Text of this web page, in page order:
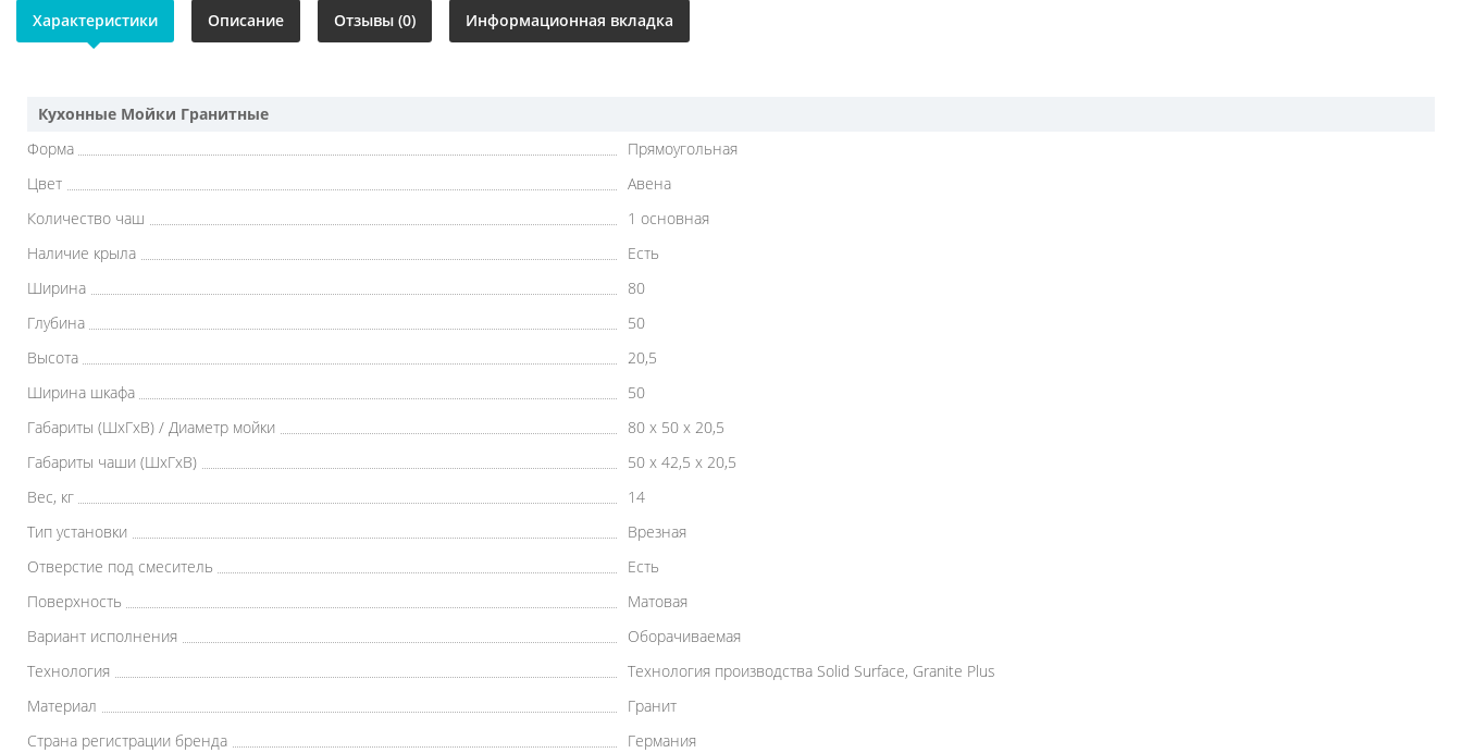
Характеристики Описание Отзывы (0) Информационная вкладка
Кухонные Мойки Гранитные
Форма
Прямоугольная
Цвет
Авена
Количество чаш
1 основная
Наличие крыла
Есть
Ширина
80
Глубина
50
Высота
20,5
Ширина шкафа
50
Габариты (ШхГхВ) / Диаметр мойки
80 х 50 х 20,5
Габариты чаши (ШхГхВ)
50 х 42,5 х 20,5
Вес, кг
14
Тип установки
Врезная
Отверстие под смеситель
Есть
Поверхность
Матовая
Вариант исполнения
Оборачиваемая
Технология
Технология производства Solid Surface, Granite Plus
Материал
Гранит
Страна регистрации бренда
Германия